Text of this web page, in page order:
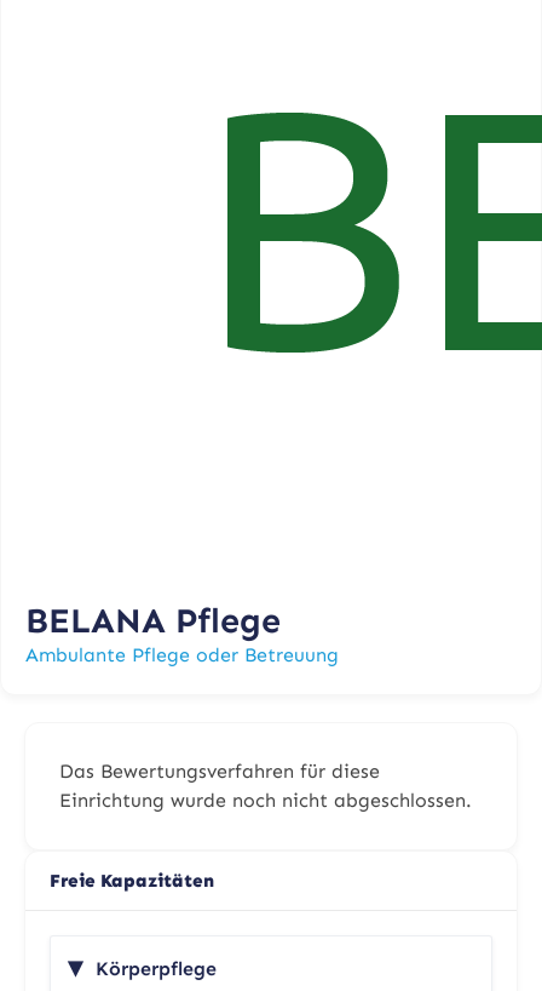
BELANA Pflege
Ambulante Pflege oder Betreuung
Das Bewertungsverfahren für diese
Einrichtung wurde noch nicht abgeschlossen.
Freie Kapazitäten
Körperpflege